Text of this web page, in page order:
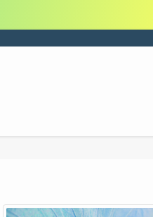
・共通認識を。目的に合わせて料